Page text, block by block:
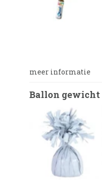
meer informatie
Ballon gewicht